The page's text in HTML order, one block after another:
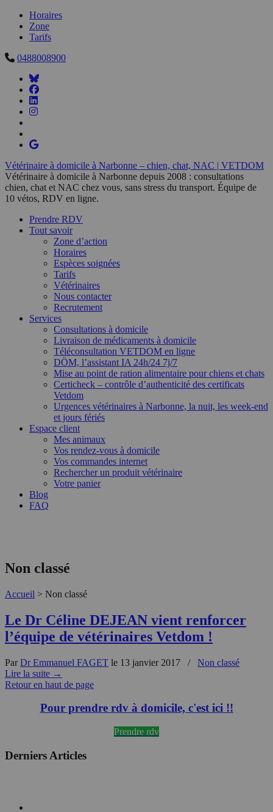
Horaires
Zone
Tarifs
0488008900
Vétérinaire à domicile à Narbonne – chien, chat, NAC | VETDOM
Vétérinaire à domicile à Narbonne depuis 2008 : consultations
chien, chat et NAC chez vous, sans stress du transport. Équipe de
10 vétos, RDV en ligne.
Prendre RDV
Tout savoir
Zone d’action
Horaires
Espèces soignées
Tarifs
Vétérinaires
Nous contacter
Recrutement
Services
Consultations à domicile
Livraison de médicaments à domicile
Téléconsultation VETDOM en ligne
DÖM, l’assistant IA 24h/24 7j/7
Mise au point de ration alimentaire pour chiens et chats
Certicheck – contrôle d’authenticité des certificats
Vetdom
Urgences vétérinaires à Narbonne, la nuit, les week-end
et jours fériés
Espace client
Mes animaux
Vos rendez-vous à domicile
Vos commandes internet
Rechercher un produit vétérinaire
Votre panier
Blog
FAQ
Non classé
Accueil > Non classé
Le Dr Céline DEJEAN vient renforcer
l’équipe de vétérinaires Vetdom !
ParDr Emmanuel FAGET le 13 janvier 2017 /
Non classé
Lire la suite →
Retour en haut de page
Pour prendre rdv à domicile, c'est ici !!
Prendre rdv
Derniers Articles